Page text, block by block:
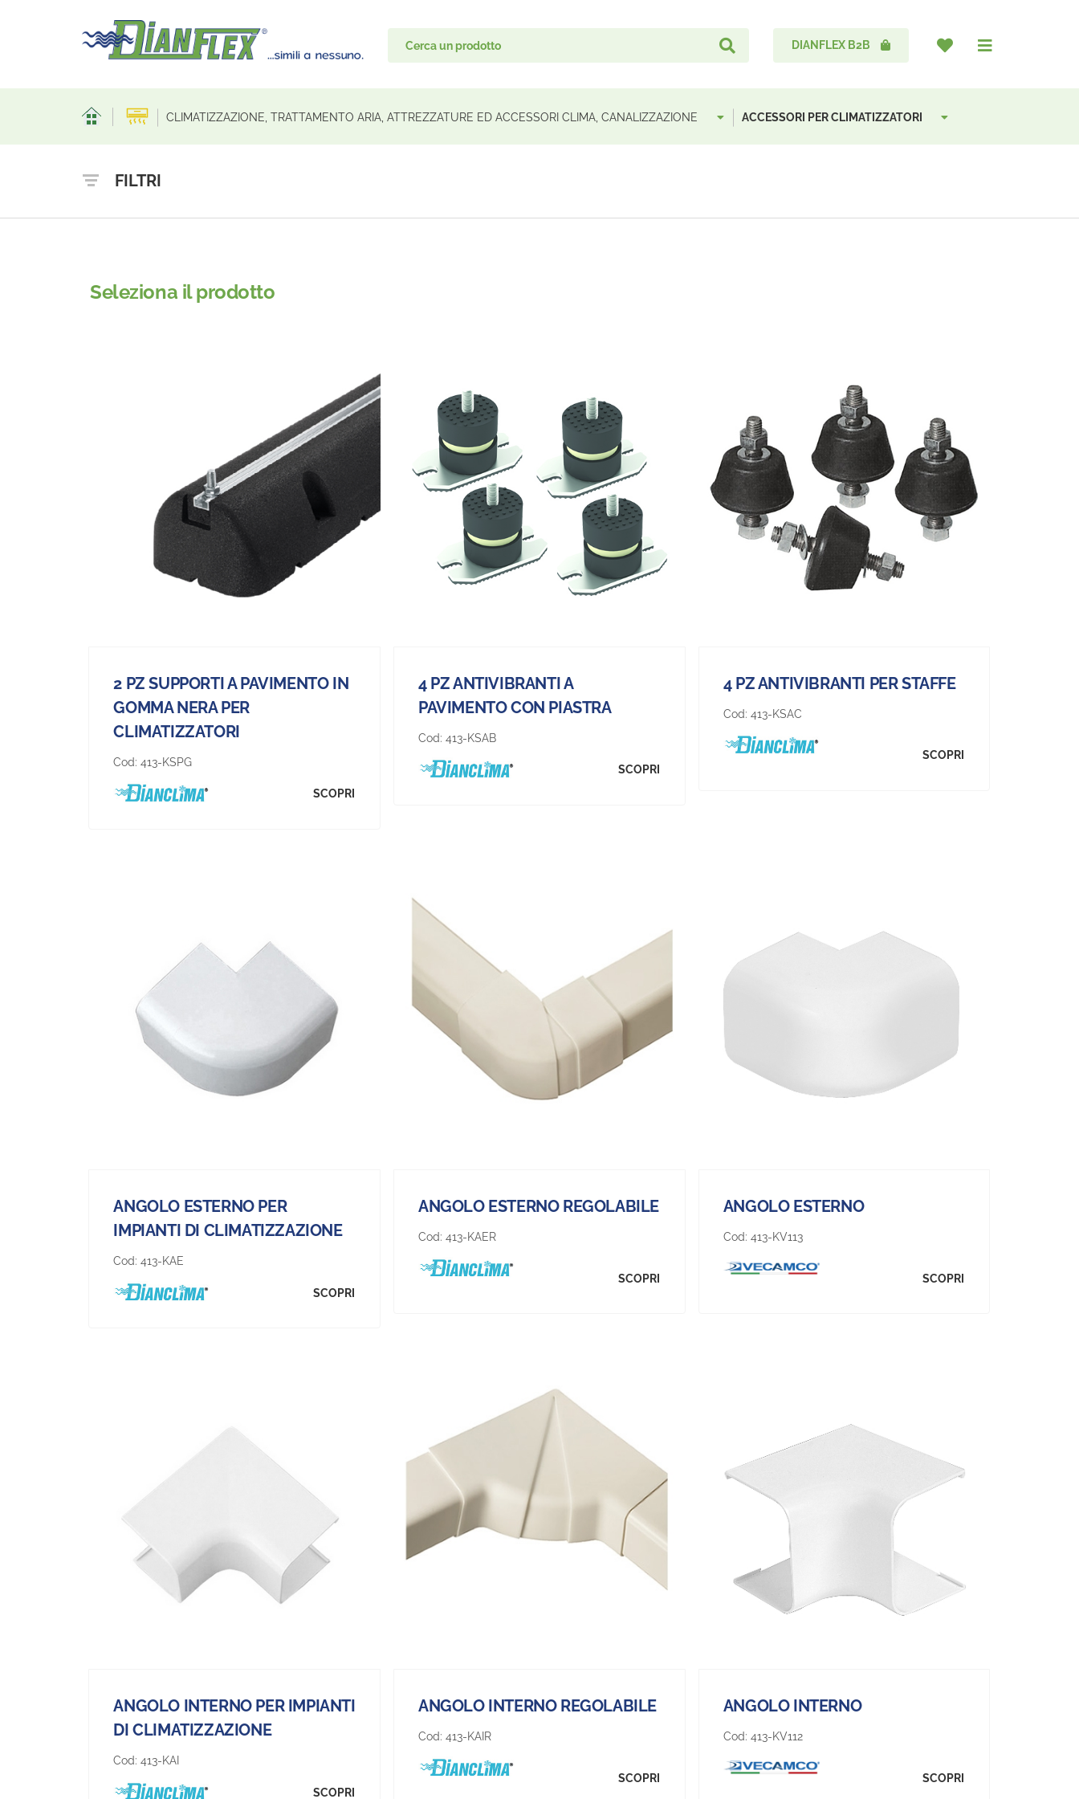
DIANFLEX B2B
CLIMATIZZAZIONE, TRATTAMENTO ARIA, ATTREZZATURE ED ACCESSORI CLIMA, CANALIZZAZIONE ACCESSORI PER CLIMATIZZATORI
FILTRI
Seleziona il prodotto
2 PZ SUPPORTI A PAVIMENTO IN
GOMMA NERA PER
CLIMATIZZATORI
Cod:413-KSPG
SCOPRI
4 PZ ANTIVIBRANTI A
PAVIMENTO CON PIASTRA
Cod:413-KSAB
SCOPRI
4 PZ ANTIVIBRANTI PER STAFFE
Cod: 413-KSAC
SCOPRI
ANGOLO ESTERNO PER
IMPIANTI DI CLIMATIZZAZIONE
Cod:413-KAE
SCOPRI
ANGOLO ESTERNO REGOLABILE
Cod:413-KAER
SCOPRI
ANGOLO ESTERNO
Cod: 413-KV113
SCOPRI
ANGOLO INTERNO PER IMPIANTI
DI CLIMATIZZAZIONE
Cod:413-KAI
SCOPRI
ANGOLO INTERNO REGOLABILE
Cod:413-KAIR
SCOPRI
ANGOLO INTERNO
Cod: 413-KV112
SCOPRI